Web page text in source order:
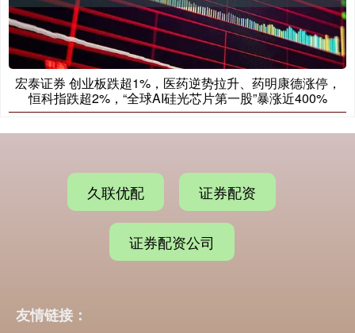
宏泰证券 创业板跌超1%，医药逆势拉升、药明康德涨停，
恒科指跌超2%，“全球AI硅光芯片第一股”暴涨近400%
久联优配 证券配资
证券配资公司
友情链接：